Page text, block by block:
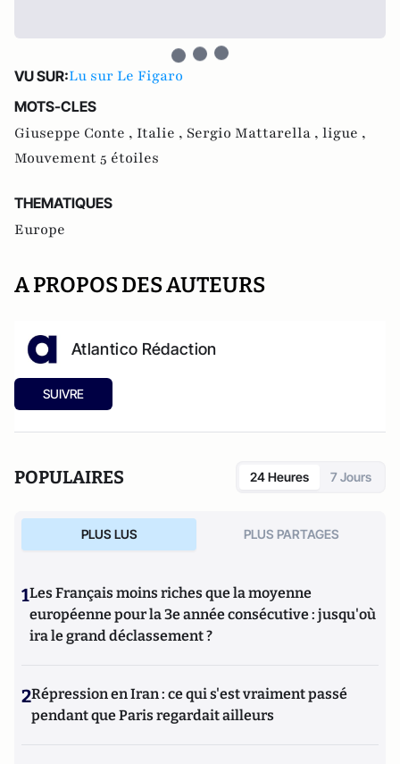
VU SUR:Lu sur Le Figaro
MOTS-CLES
Giuseppe Conte , Italie , Sergio Mattarella , ligue ,
Mouvement 5 étoiles
THEMATIQUES
Europe
A PROPOS DES AUTEURS
Atlantico Rédaction
SUIVRE
POPULAIRES 24 Heures 7 Jours
PLUS LUS PLUS PARTAGES
1Les Français moins riches que la moyenne
européenne pour la 3e année consécutive : jusqu'où
ira le grand déclassement ?
2Répression en Iran : ce qui s'est vraiment passé
pendant que Paris regardait ailleurs